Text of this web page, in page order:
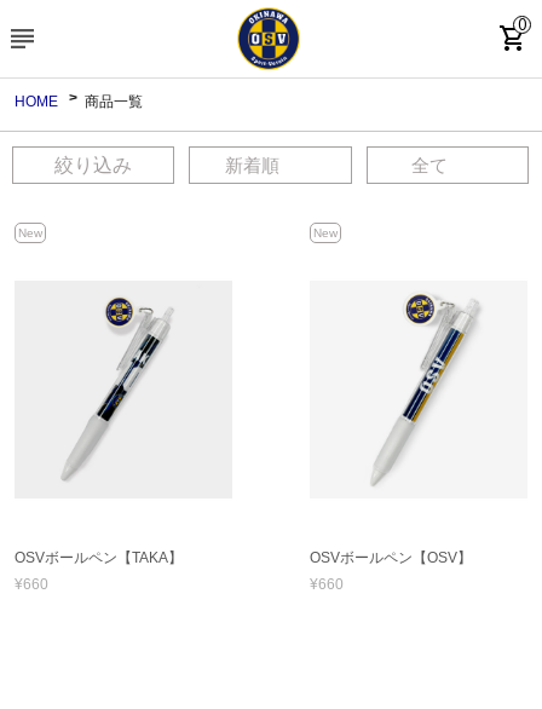
subject shopping_cart
0
HOME 商品一覧
絞り込み
New
OSVボールペン【TAKA】
¥660
New
OSVボールペン【OSV】
¥660